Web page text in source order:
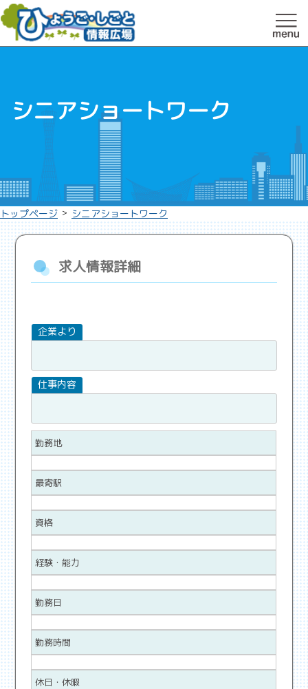
シニアショートワーク
トップページ > シニアショートワーク
求人情報詳細
勤務地
最寄駅
資格
経験・能力
勤務日
勤務時間
休日・休暇